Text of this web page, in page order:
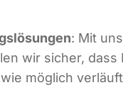
: Mit
wir sicher, dass
möglich